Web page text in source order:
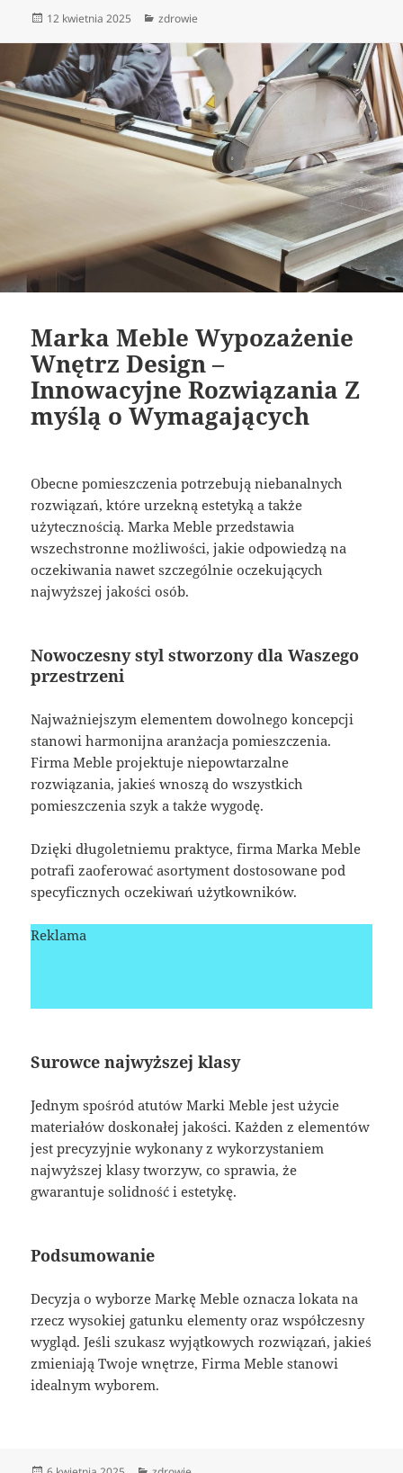
Data
12 kwietnia 2025 Kategorie
zdrowie
Marka Meble Wypozażenie
Wnętrz Design –
Innowacyjne Rozwiązania Z
myślą o Wymagających
Obecne pomieszczenia potrzebują niebanalnych
rozwiązań, które urzekną estetyką a także
użytecznością. Marka Meble przedstawia
wszechstronne możliwości, jakie odpowiedzą na
oczekiwania nawet szczególnie oczekujących
najwyższej jakości osób.
Nowoczesny styl stworzony dla Waszego
przestrzeni
Najważniejszym elementem dowolnego koncepcji
stanowi harmonijna aranżacja pomieszczenia.
Firma Meble projektuje niepowtarzalne
rozwiązania, jakieś wnoszą do wszystkich
pomieszczenia szyk a także wygodę.
Dzięki długoletniemu praktyce, firma Marka Meble
potrafi zaoferować asortyment dostosowane pod
specyficznych oczekiwań użytkowników.
Reklama
Surowce najwyższej klasy
Jednym spośród atutów Marki Meble jest użycie
materiałów doskonałej jakości. Każden z elementów
jest precyzyjnie wykonany z wykorzystaniem
najwyższej klasy tworzyw, co sprawia, że
gwarantuje solidność i estetykę.
Podsumowanie
Decyzja o wyborze Markę Meble oznacza lokata na
rzecz wysokiej gatunku elementy oraz współczesny
wygląd. Jeśli szukasz wyjątkowych rozwiązań, jakieś
zmieniają Twoje wnętrze, Firma Meble stanowi
idealnym wyborem.